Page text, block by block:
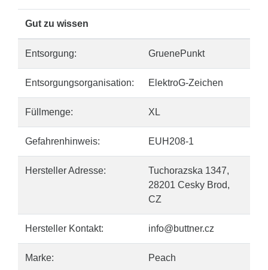
Gut zu wissen
Entsorgung: GruenePunkt
Entsorgungsorganisation: ElektroG-Zeichen
Füllmenge: XL
Gefahrenhinweis: EUH208-1
Hersteller Adresse:
Tuchorazska 1347,
28201 Cesky Brod,
CZ
Hersteller Kontakt: info@buttner.cz
Marke: Peach